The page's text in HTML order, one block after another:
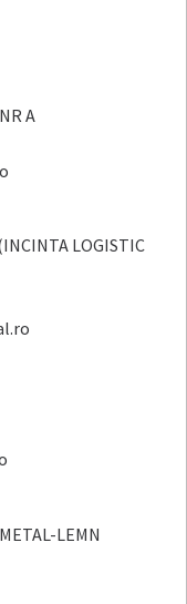
A
LOGISTIC
LEMN